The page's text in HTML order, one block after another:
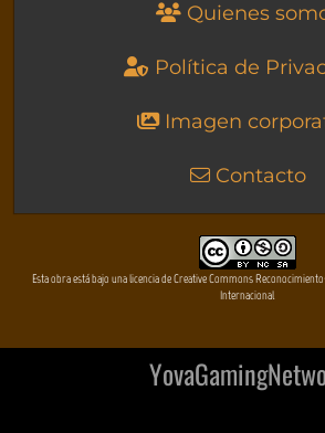
Quienes
Política de
Imagen
Contacto
Esta obra está bajo una licencia de Creative Commons
Internacional